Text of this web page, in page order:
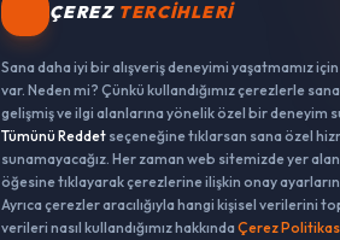
ÇEREZ TERCIHLERI
Sana daha iyi bir alışveriş deneyimi yaşatmamız
var. Neden mi? Çünkü kullandığımız çerezlerle
gelişmiş ve ilgi alanlarına yönelik özel bir deneyim
Tümünü Reddet seçeneğine tıklarsan sana özel
sunamayacağız. Her zaman web sitemizde yer
öğesine tıklayarak çerezlerine ilişkin onay
Ayrıca çerezler aracılığıyla hangi kişisel verilerini
verileri nasıl kullandığımız hakkında Çerez